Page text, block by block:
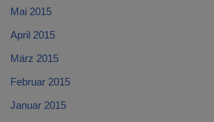
Mai 2015
April 2015
März 2015
Februar 2015
Januar 2015